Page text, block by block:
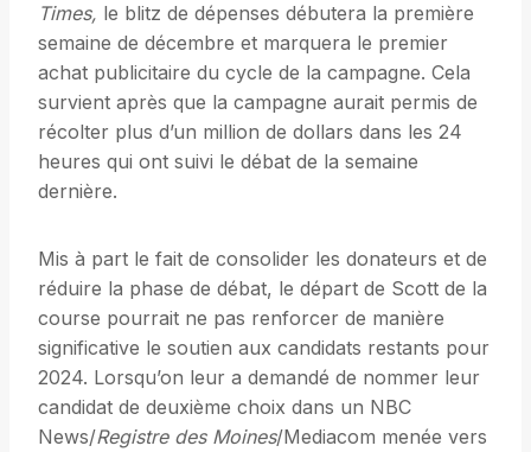
Times, le blitz de dépenses débutera la première
semaine de décembre et marquera le premier
achat publicitaire du cycle de la campagne. Cela
survient après que la campagne aurait permis de
récolter plus d’un million de dollars dans les 24
heures qui ont suivi le débat de la semaine
dernière.
Mis à part le fait de consolider les donateurs et de
réduire la phase de débat, le départ de Scott de la
course pourrait ne pas renforcer de manière
significative le soutien aux candidats restants pour
2024. Lorsqu’on leur a demandé de nommer leur
candidat de deuxième choix dans un NBC
News/Registre des Moines/Mediacom menée vers